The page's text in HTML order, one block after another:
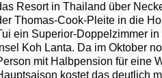
Resort in Thailand über
Thomas-Cook-Pleite in die
ein Superior-Doppelzimmer
Insel Koh Lanta. Da im Oktober
mit Halbpension für eine
kostet das deutlich